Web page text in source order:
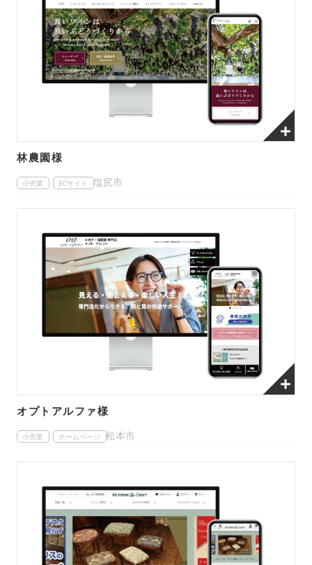
林農園様
小売業 ECサイト 塩尻市
オプトアルファ様
小売業 ホームページ 松本市